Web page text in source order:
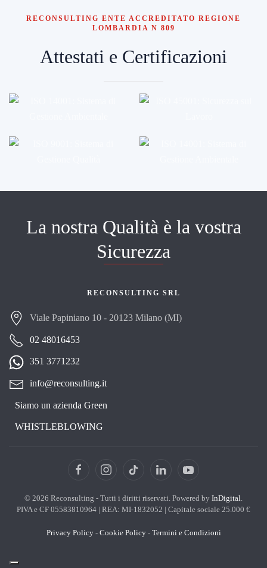
RECONSULTING ENTE ACCREDITATO REGIONE
LOMBARDIA N 809
Attestati e Certificazioni
La nostra Qualità è la vostra
Sicurezza
RECONSULTING SRL
Viale Papiniano 10 - 20123 Milano (MI)
02 48016453
351 3771232
info@reconsulting.it
Siamo un azienda Green
WHISTLEBLOWING
© 2026 Reconsulting - Tutti i diritti riservati. Powered by InDigital
PIVA e CF 05583810964 | REA: MI-1832052 | Capitale sociale 25.000 €
Privacy Policy- Cookie Policy- Termini e Condizioni